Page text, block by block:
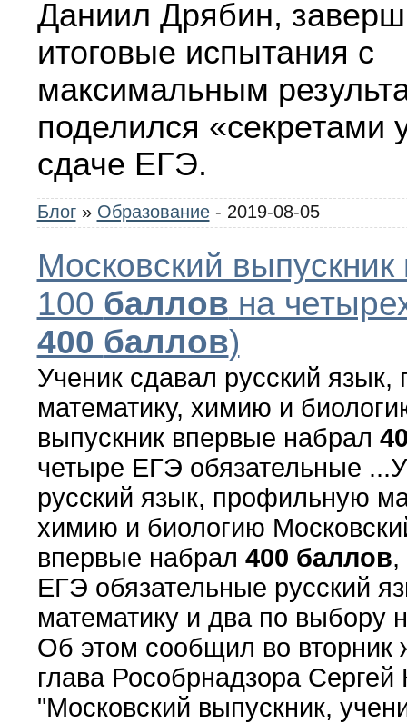
Даниил Дрябин,
итоговые испытания с
максимальным
поделился «секретами
сдаче ЕГЭ.
Блог » Образование- 2019-08-05
Московский
100 баллов на
400 баллов)
Ученик сдавал русский
математику, химию и
выпускник впервые набрал
четыре ЕГЭ обязательные
русский язык, профильную
химию и биологию
впервые набрал 400 баллов,
ЕГЭ обязательные русский
математику и два по выбору
Об этом сообщил во вторник
глава Рособрнадзора Сергей
"Московский выпускник,